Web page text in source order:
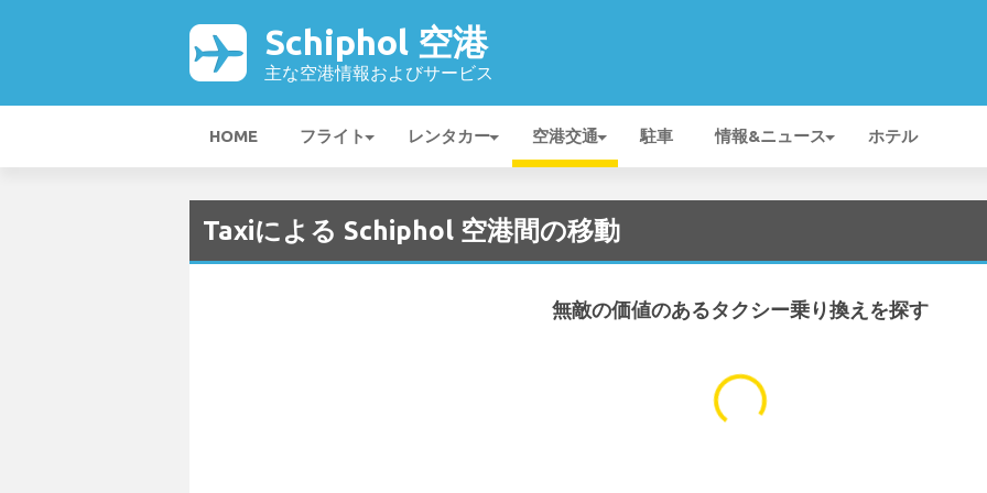
Schiphol 空港
主な空港情報およびサービス
HOME フライト レンタカー 空港交通 駐車 情報&ニュース ホテル
Taxiによる Schiphol 空港間の移動
無敵の価値のあるタクシー乗り換えを探す